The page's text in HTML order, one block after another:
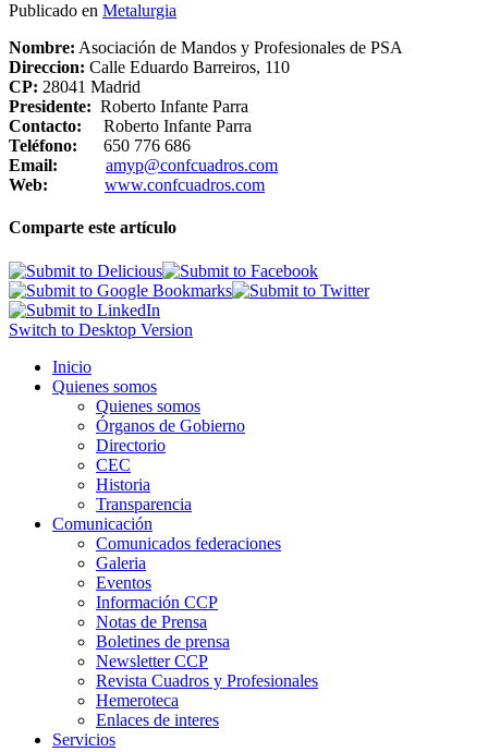
Publicado en Metalurgia
Nombre: Asociación de Mandos y Profesionales de PSA
Direccion: Calle Eduardo Barreiros, 110
CP: 28041 Madrid
Presidente: Roberto Infante Parra
Contacto: Roberto Infante Parra
Teléfono: 650 776 686
Email:
amyp@confcuadros.com
Web:
www.confcuadros.com
Comparte este artículo
Switch to Desktop Version
Inicio
Quienes somos
Quienes somos
Órganos de Gobierno
Directorio
CEC
Historia
Transparencia
Comunicación
Comunicados federaciones
Galeria
Eventos
Información CCP
Notas de Prensa
Boletines de prensa
Newsletter CCP
Revista Cuadros y Profesionales
Hemeroteca
Enlaces de interes
Servicios